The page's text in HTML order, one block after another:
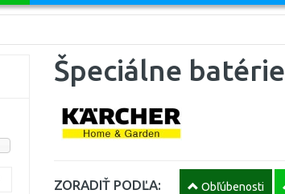
Špeciálne batérie
ZORADIŤ PODĽA: Obľúbenosti